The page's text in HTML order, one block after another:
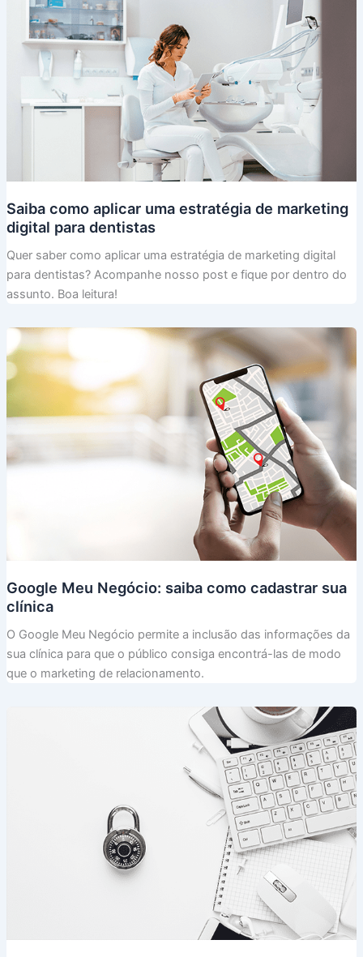
Saiba como aplicar uma estratégia de marketing
digital para dentistas
Quer saber como aplicar uma estratégia de marketing digital
para dentistas? Acompanhe nosso post e fique por dentro do
assunto. Boa leitura!
Google Meu Negócio: saiba como cadastrar sua
clínica
O Google Meu Negócio permite a inclusão das informações da
sua clínica para que o público consiga encontrá-las de modo
que o marketing de relacionamento.